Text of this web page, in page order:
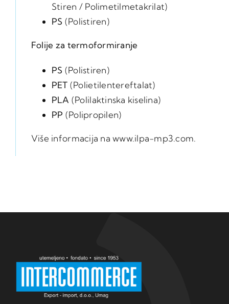
Stiren / Polimetilmetakrilat)
PS (Polistiren)
Folije za termoformiranje
PS (Polistiren)
PET (Polietilentereftalat)
PLA (Polilaktinska kiselina)
PP (Polipropilen)
Više informacija nawww.ilpa-mp3.com